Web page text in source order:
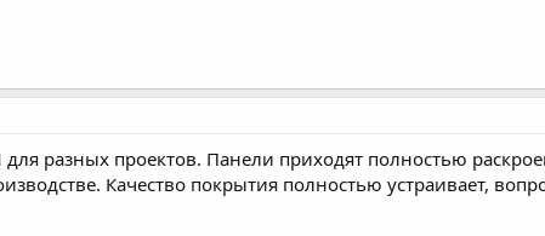
разных проектов. Панели приходят полностью
Качество покрытия полностью устраивает,